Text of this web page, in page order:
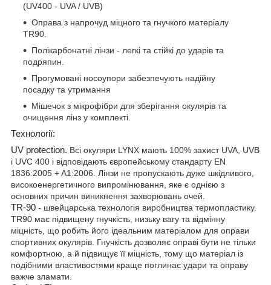
(UV400 - UVA / UVB)
Оправа з напрочуд міцного та гнучкого матеріалу
TR90.
Полікарбонатні лінзи - легкі та стійкі до ударів та
подряпин.
Прогумовані носоупори забезпечують надійну
посадку та утримання
Мішечок з мікрофібри для зберігання окулярів та
очищення лінз у комплекті.
Технології:
UV protection. Всі окуляри LYNX мають 100% захист UVA, UVB
і UVC 400 і відповідають європейському стандарту EN
1836:2005 + A1:2006. Лінзи не пропускають дуже шкідливого,
високоенергетичного випромінювання, яке є однією з
основних причин виникнення захворювань очей.
TR-90 - швейцарська технологія виробництва термопластику.
TR90 має підвищену гнучкість, низьку вагу та відмінну
міцність, що робить його ідеальним матеріалом для оправи
спортивних окулярів. Гнучкість дозволяє оправі бути не тільки
комфортною, а й підвищує її міцність, тому що матеріал із
подібними властивостями краще поглинає удари та оправу
важче зламати.